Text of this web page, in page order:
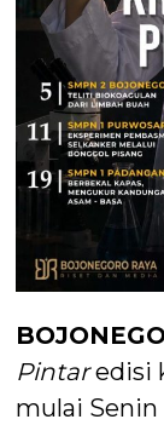
Pintaredisi
mulai Senin